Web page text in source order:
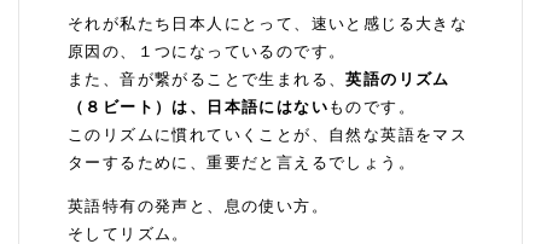
それが私たち日本人にとって、速いと感じる大きな
原因の、１つになっているのです。
また、音が繋がることで生まれる、英語のリズム
（８ビート）は、日本語にはない ものです。
このリズムに慣れていくことが、自然な英語をマス
ターするために、重要だと言えるでしょう。
英語特有の発声と、息の使い方。
そしてリズム。